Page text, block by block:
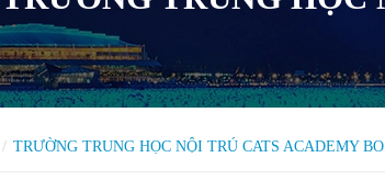
TRƯỜNG TRUNG HỌC NỘI TRÚ CATS ACADEMY